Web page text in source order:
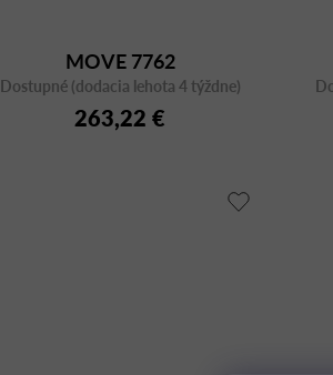
MOVE 7762
Dostupné (dodacia lehota 4 týždne)
263,22 €